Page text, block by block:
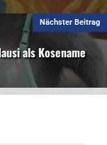
Nächster Beitrag
als Kosename